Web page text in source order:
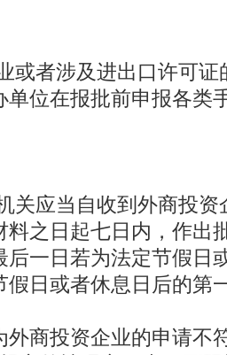
或者涉及进出口许可证
单位在报批前申报各类
关应当自收到 外商投资
料之日起七日内，作出
后一日若为法定节假日
假日或者休息日后的第
外商投资企业的申请不